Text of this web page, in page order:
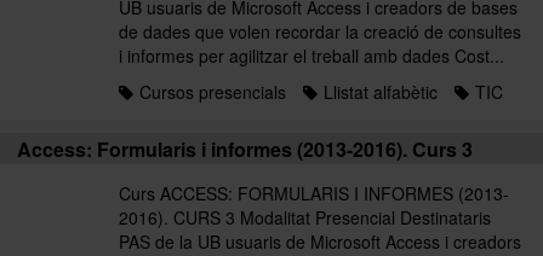
UB usuaris de Microsoft Access i creadors de bases
de dades que volen recordar la creació de consultes
i informes per agilitzar el treball amb dades Cost...
Cursos presencials
Llistat alfabètic TIC
Access: Formularis i informes (2013-2016). Curs 3
Curs ACCESS: FORMULARIS I INFORMES (2013-
2016). CURS 3 Modalitat Presencial Destinataris
PAS de la UB usuaris de Microsoft Access i creadors